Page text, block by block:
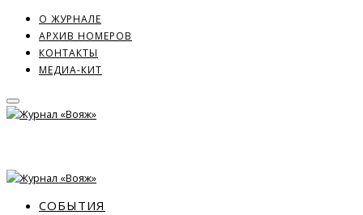
О ЖУРНАЛЕ
АРХИВ НОМЕРОВ
КОНТАКТЫ
МЕДИА-КИТ
СОБЫТИЯ